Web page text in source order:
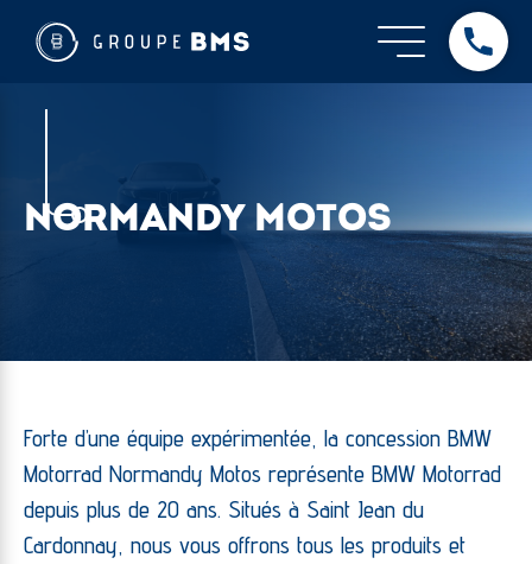
NORMANDY MOTOS
Forte d’une équipe expérimentée, la concession BMW
Motorrad Normandy Motos représente BMW Motorrad
depuis plus de 20 ans. Situés à Saint Jean du
Cardonnay, nous vous offrons tous les produits et